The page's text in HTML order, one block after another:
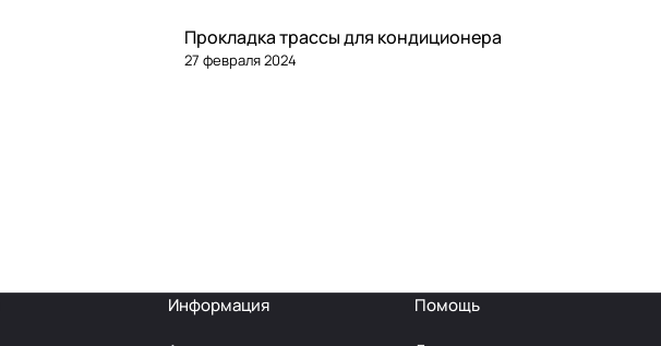
Прокладка трассы для кондиционера
27 февраля 2024
Информация Помощь